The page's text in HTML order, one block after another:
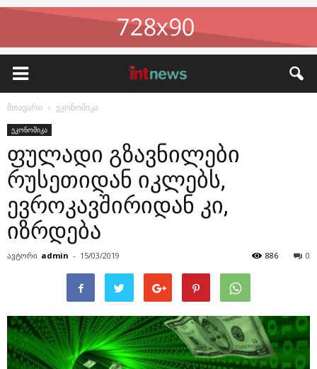
მთავარი ეკონომიკა
ეკონომიკა
ფულადი გზავნილები
რუსეთიდან იკლებს,
ევროკავშირიდან კი,
იზრდება
ავტორი admin - 15/03/2019 0
886